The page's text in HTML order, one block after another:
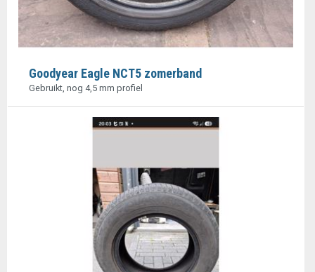
Goodyear Eagle NCT5 zomerband
Gebruikt, nog 4,5 mm profiel